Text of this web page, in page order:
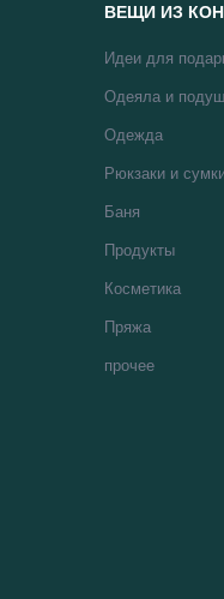
ВЕЩИ ИЗ
Идеи для
Одеяла и
Одежда
Рюкзаки и
Баня
Продукты
Косметика
Пряжа
прочее